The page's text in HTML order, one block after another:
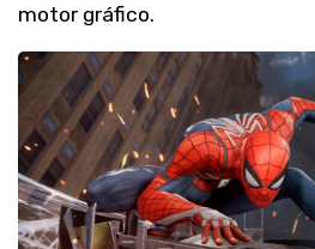
motor gráfico.